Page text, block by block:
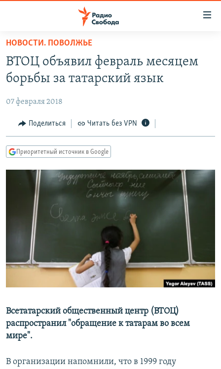
упрощенного
доступа
Вернуться
основному
Вернутся
главной
навигации
Вернутся
ПРОГРАММЫ
ПОДКАСТЫ
АВТОРСКИЕ ПРОЕКТЫ
ЦИТАТЫ СВОБОДЫ
МНЕНИЯ
IDEL.РЕАЛИИ
КАВКАЗ.РЕАЛИИ
СЕВЕР.РЕАЛИИ
СИБИРЬ.РЕАЛИИ
РАСПИСАНИЕ ВЕЩАНИЯ
ПОДПИШИТЕСЬ НА РАССЫЛКУ
Все сайты РСЕ/РС
НОВОСТИ. ПОВОЛЖЬЕ
ВТОЦ объявил февраль месяцем
борьбы за татарский язык
07 февраля 2018
Поделиться Читать без VPN
Приоритетный источник в Google
Всетатарский общественный центр (ВТОЦ)
распространил "обращение к татарам во всем
мире".
В организации напомнили, что в 1999 году